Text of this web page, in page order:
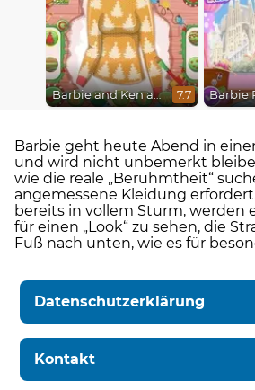
Barbie and Ken a Perfect Christmas 7.7
Barbie geht heute Abend in
und wird nicht unbemerkt
wie die reale „Berühmtheit“
angemessene Kleidung
bereits in vollem Sturm, werden
für einen „Look“ zu sehen, die
Fuß nach unten, wie es für
Datenschutzerklärung
Kontakt